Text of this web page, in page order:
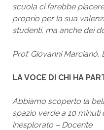
scuola ci farebbe
proprio per la sua
studenti, ma anche dei
Prof. Giovanni Marcianò,
LA VOCE DI CHI HA
Abbiamo scoperto la
spazio verde a 10
inesplorato –Docente